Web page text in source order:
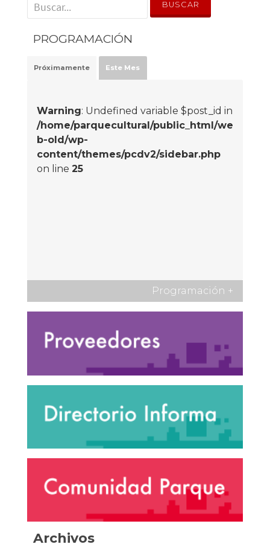
PROGRAMACIÓN
Próximamente Este Mes
Warning: Undefined variable $post_id in
/home/parquecultural/public_html/we
b-old/wp-
content/themes/pcdv2/sidebar.php
on line 25
Programación +
Archivos